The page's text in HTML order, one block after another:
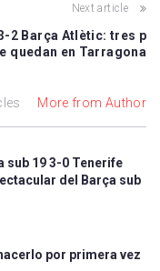
Next article
2 Barça Atlètic: tres p
quedan en Tarragona
More from Author
sub 19 3-0 Tenerife
del Barça sub
por primera vez